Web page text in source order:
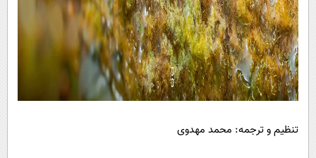
تنظیم و ترجمه: محمد مهدوی